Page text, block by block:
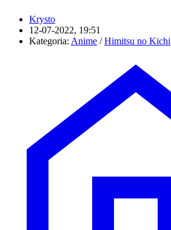
Krysto
12-07-2022, 19:51
Kategoria: Anime /Himitsu no Kichi